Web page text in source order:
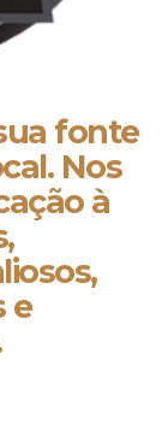
fonte
Nos
à
e